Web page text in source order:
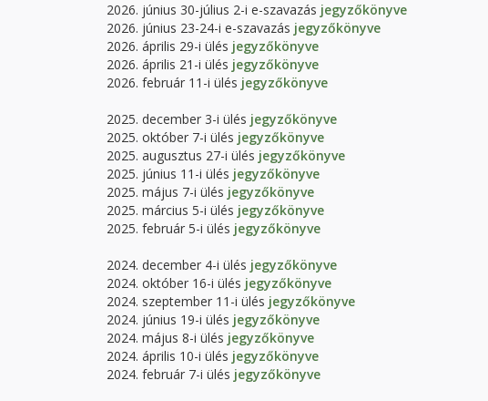
2026. június 30-július 2-i e-szavazás jegyzőkönyve
2026. június 23-24-i e-szavazás jegyzőkönyve
2026. április 29-i ülés jegyzőkönyve
2026. április 21-i ülés jegyzőkönyve
2026. február 11-i ülés jegyzőkönyve
2025. december 3-i ülés jegyzőkönyve
2025. október 7-i ülés jegyzőkönyve
2025. augusztus 27-i ülés jegyzőkönyve
2025. június 11-i ülés jegyzőkönyve
2025. május 7-i ülés jegyzőkönyve
2025. március 5-i ülés jegyzőkönyve
2025. február 5-i ülés jegyzőkönyve
2024. december 4-i ülés jegyzőkönyve
2024. október 16-i ülés jegyzőkönyve
2024. szeptember 11-i ülés jegyzőkönyve
2024. június 19-i ülés jegyzőkönyve
2024. május 8-i ülés jegyzőkönyve
2024. április 10-i ülés jegyzőkönyve
2024. február 7-i ülés jegyzőkönyve